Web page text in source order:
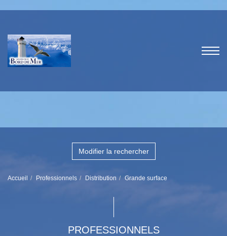
Modifier la rechercher
Accueil Professionnels Distribution Grande surface
PROFESSIONNELS